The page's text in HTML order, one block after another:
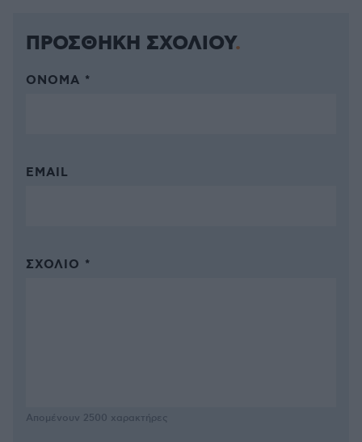
ΠΡΟΣΘΗΚΗ ΣΧΟΛΙΟΥ
ΌΝΟΜΑ *
EMAIL
ΣΧΌΛΙΟ *
Απομένουν 2500 χαρακτήρες